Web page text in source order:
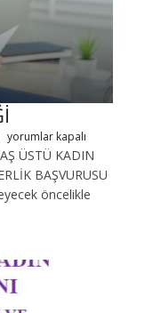
yorumlar kapalı
ÜSTÜ KADIN
BAŞVURUSU
öncelikle